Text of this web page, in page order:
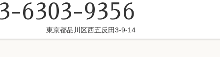
6303-9356
東京都品川区西五反田3-9-14